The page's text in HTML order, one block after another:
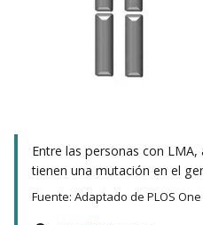
Entre las personas con
tienen una mutación en el
Fuente: Adaptado de PLOS